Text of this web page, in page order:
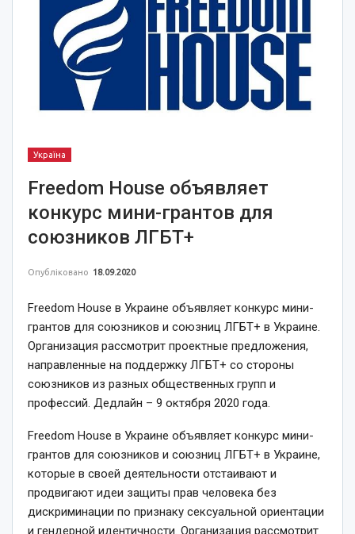
Україна
Freedom House объявляет
конкурс мини-грантов для
союзников ЛГБТ+
Опубліковано 18.09.2020
Freedom House в Украине объявляет конкурс мини-
грантов для союзников и союзниц ЛГБТ+ в Украине.
Организация рассмотрит проектные предложения,
направленные на поддержку ЛГБТ+ со стороны
союзников из разных общественных групп и
профессий. Дедлайн – 9 октября 2020 года.
Freedom House в Украине объявляет конкурс мини-
грантов для союзников и союзниц ЛГБТ+ в Украине,
которые в своей деятельности отстаивают и
продвигают идеи защиты прав человека без
дискриминации по признаку сексуальной ориентации
и гендерной идентичности. Организация рассмотрит